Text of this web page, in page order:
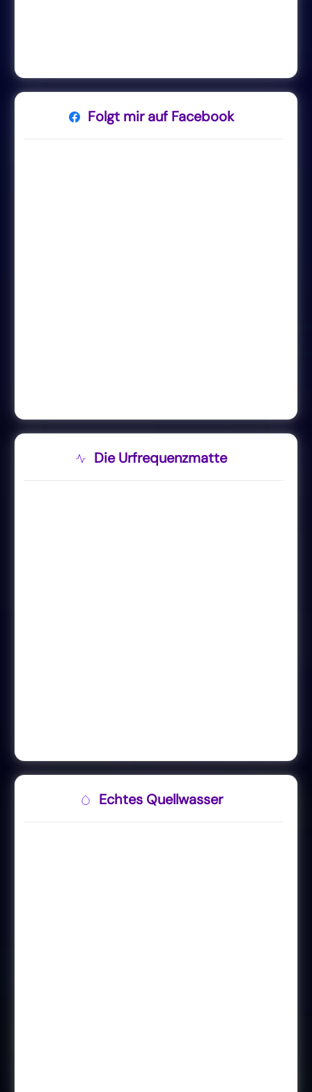
Folgt mir auf Facebook
Die Urfrequenzmatte
Echtes Quellwasser